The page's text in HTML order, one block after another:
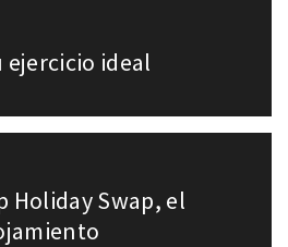
ejercicio ideal
Holiday Swap, el